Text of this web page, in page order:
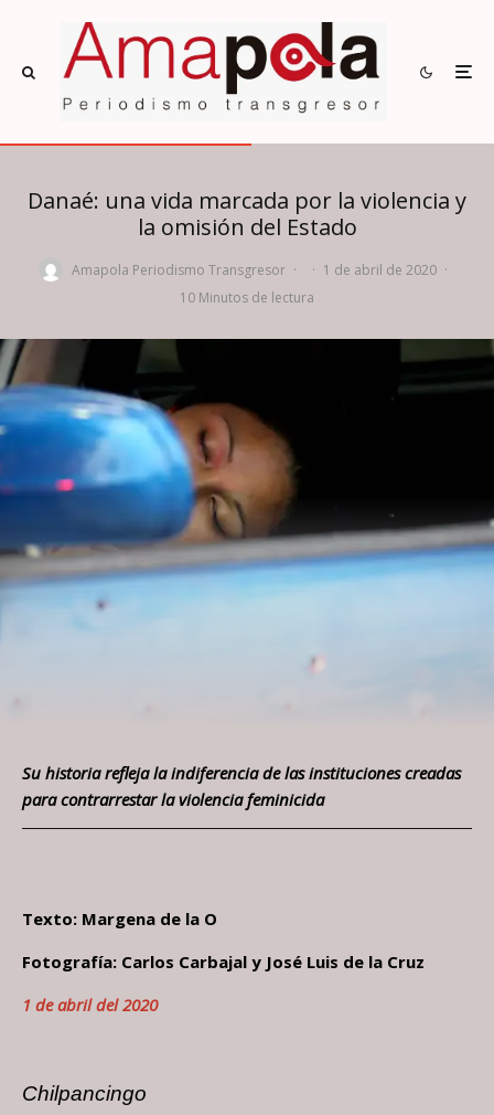
Danaé: una vida marcada por la violencia y
la omisión del Estado
Amapola Periodismo Transgresor · · 1 de abril de 2020 ·
10 Minutos de lectura
Su historia refleja la indiferencia de las instituciones creadas
para contrarrestar la violencia feminicida
Texto: Margena de la O
Fotografía: Carlos Carbajal y José Luis de la Cruz
1 de abril del 2020
Chilpancingo